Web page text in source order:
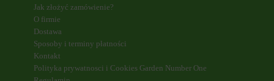
Jak złożyć zamówienie?
O firmie
Dostawa
Sposoby i terminy płatności
Kontakt
Polityka prywatnosci i Cookies Garden Number One